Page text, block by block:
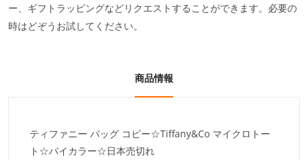
ー、ギフトラッピングなどリクエストすることができます。必要の
時はどぞうお試してください。
商品情報
ティファニー バッグ コピー☆Tiffany&Co マイクロトー
ト☆バイカラー☆日本売切れ